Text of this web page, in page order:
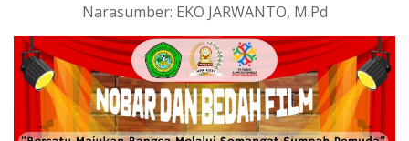
Narasumber: EKO JARWANTO, M.Pd